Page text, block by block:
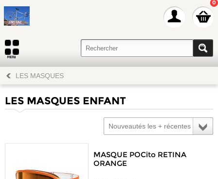
0
LES MASQUES
LES MASQUES ENFANT
Nouveautés les + récentes
MASQUE POCito RETINA
ORANGE